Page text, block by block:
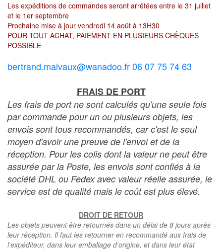
Les expéditions de commandes seront arrêtées entre le 31 juillet
et le 1er septembre
Prochaine mise à jour vendredi 14 août à 13H30
POUR TOUT ACHAT, PAIEMENT EN PLUSIEURS CHÈQUES
POSSIBLE
bertrand.malvaux@wanadoo.fr 06 07 75 74 63
FRAIS DE PORT
Les frais de port ne sont calculés qu'une seule fois
par commande pour un ou plusieurs objets, les
envois sont tous recommandés, car c'est le seul
moyen d'avoir une preuve de l'envoi et de la
réception. Pour les colis dont la valeur ne peut être
assurée par la Poste, les envois sont confiés à la
société DHL ou Fedex avec valeur réelle assurée, le
service est de qualité mais le coût est plus élevé.
DROIT DE RETOUR
Les objets peuvent être retournés dans un délai de 8 jours après
leur réception. Il faut les retourner en recommandé aux frais de
l'expéditeur, dans leur emballage d'origine, et dans leur état